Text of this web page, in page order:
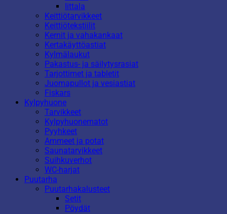
Iittala
Keittiötarvikkeet
Keittiötekstiilit
Kernit ja vahakankaat
Kertakäyttöastiat
Kylmälaukut
Pakastus- ja säilytysrasiat
Tarjottimet ja tabletit
Juomapullot ja vesiastiat
Fiskars
Kylpyhuone
Tarvikkeet
Kylpyhuonematot
Pyyhkeet
Ammeet ja potat
Saunatarvikkeet
Suihkuverhot
WC-harjat
Puutarha
Puutarhakalusteet
Setit
Pöydät